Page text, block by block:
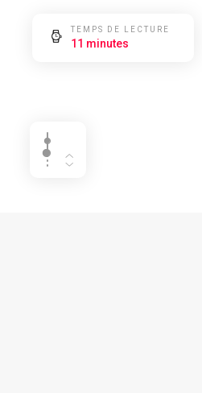
TEMPS DE LECTURE
11 minutes